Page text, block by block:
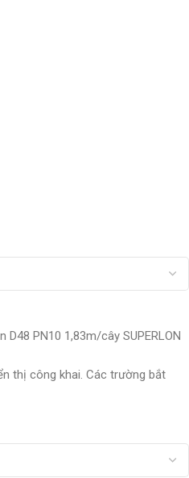
PN10 1,83m/cây SUPERLON
thị công khai. Các trường bắt